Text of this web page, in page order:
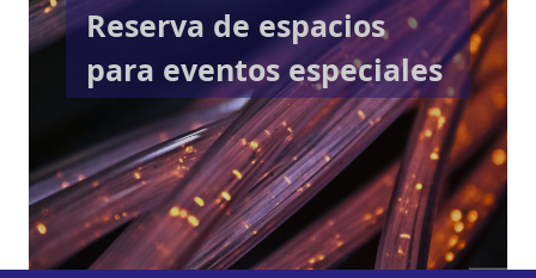
Reserva de espacios
para eventos especiales